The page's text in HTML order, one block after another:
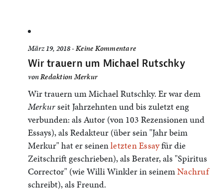
März 19, 2018 -Keine Kommentare
Wir trauern um Michael Rutschky
vonRedaktion Merkur
Wir trauern um Michael Rutschky. Er war dem
Merkurseit Jahrzehnten und bis zuletzt eng
verbunden: als Autor (von 103 Rezensionen und
Essays), als Redakteur (über sein "Jahr beim
Merkur" hat er seinenletzten Essayfür die
Zeitschrift geschrieben), als Berater, als "Spiritus
Corrector" (wie Willi Winkler in seinemNachruf
schreibt), als Freund.